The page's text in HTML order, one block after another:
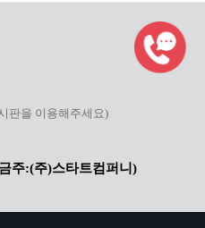
판을 이용해주세요)
주:(주)스타트컴퍼니)